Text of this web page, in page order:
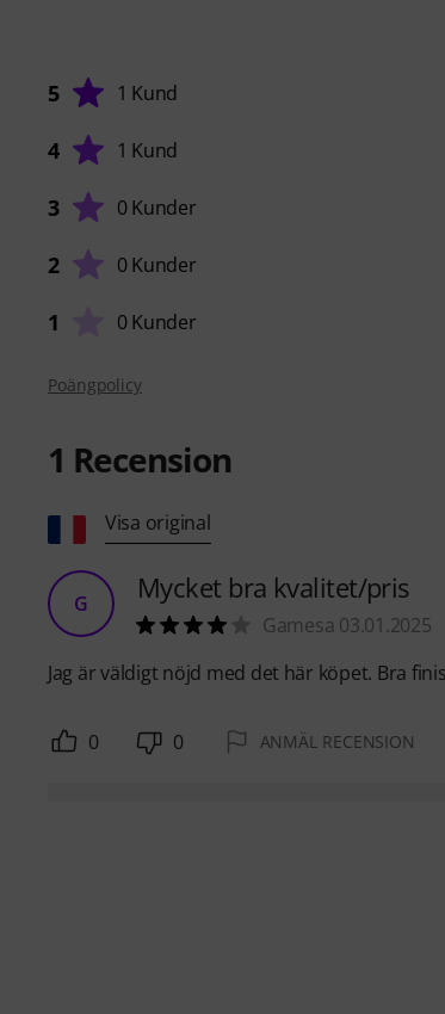
5 1 Kund
4 1 Kund
3 0 Kunder
2 0 Kunder
1 0 Kunder
Poängpolicy
1 Recension
Visa original
G Mycket bra kvalitet/pris
Gamesa 03.01.2025
Jag är väldigt nöjd med det här köpet. Bra
0 0 ANMÄL RECENSION